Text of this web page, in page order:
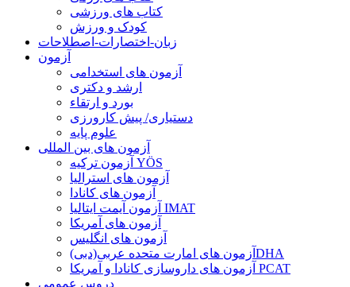
کتاب های ورزشی
کودک و ورزش
زبان-اختصارات-اصطلاحات
آزمون
آزمون های استخدامی
ارشد و دکتری
بورد و ارتقاء
دستیاری/ پیش کارورزی
علوم پایه
آزمون های بین المللی
آزمون تركيه YÖS
آزمون های استرالیا
آزمون های کانادا
آزمون آیمت ایتالیا IMAT
آزمون های آمریکا
آزمون های انگلیس
آزمون های امارت متحده عربی(دبی)DHA
آزمون های داروسازی کانادا و آمریکا PCAT
دروس عمومی